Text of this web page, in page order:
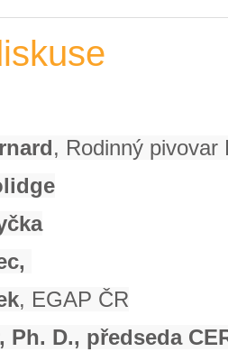
, Rodinný pivovar
, EGAP ČR
D., předseda